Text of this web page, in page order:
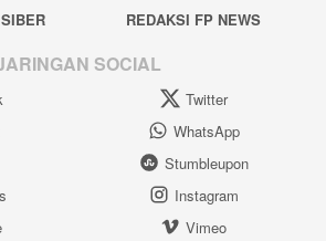
REDAKSI FP NEWS
SOCIAL
Twitter
WhatsApp
Stumbleupon
Instagram
Vimeo